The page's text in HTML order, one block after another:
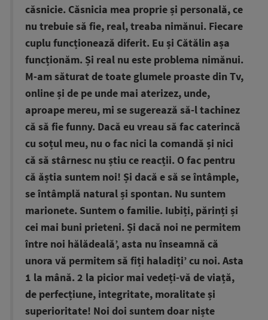
căsnicie. Căsnicia mea proprie și personală, ce
nu trebuie să fie, real, treaba nimănui. Fiecare
cuplu funcționează diferit. Eu și Cătălin așa
funcționăm. Și real nu este problema nimănui.
M-am săturat de toate glumele proaste din Tv,
online și de pe unde mai aterizez, unde,
aproape mereu, mi se sugerează să-l tachinez
că să fie funny. Dacă eu vreau să fac caterincă
cu soțul meu, nu o fac nici la comandă și nici
că să stârnesc nu știu ce reacții. O fac pentru
că ăștia suntem noi! Și dacă e să se întâmple,
se întâmplă natural și spontan. Nu suntem
marionete. Suntem o familie. Iubiți, părinți și
cei mai buni prieteni. Și dacă noi ne permitem
între noi hălădeală’, asta nu înseamnă că
unora vă permitem să fiți haladiți’ cu noi. Asta
1 la mână. 2 la picior mai vedeți-vă de viață,
de perfecțiune, integritate, moralitate și
superioritate! Noi doi suntem doar niște